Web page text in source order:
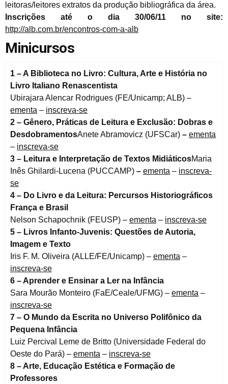
leitoras/leitores extratos da produção bibliográfica da área.
Inscrições até o dia 30/06/11 no site:
http://alb.com.br/encontros-com-a-alb
Minicursos
1 – A Biblioteca no Livro: Cultura, Arte e História no
Livro Italiano Renascentista
Ubirajara Alencar Rodrigues (FE/Unicamp; ALB) –
ementa – inscreva-se
2 – Gênero, Práticas de Leitura e Exclusão: Dobras e
DesdobramentosAnete Abramovicz (UFSCar) – ementa
– inscreva-se
3 – Leitura e Interpretação de Textos MidiáticosMaria
Inês Ghilardi-Lucena (PUCCAMP) – ementa – inscreva-
se
4 – Do Livro e da Leitura: Percursos Historiográficos
França e Brasil
Nelson Schapochnik (FEUSP) – ementa – inscreva-se
5 – Livros Infanto-Juvenis: Questões de Autoria,
Imagem e Texto
Iris F. M. Oliveira (ALLE/FE/Unicamp) – ementa –
inscreva-se
6 – Aprender e Ensinar a Ler na Infância
Sara Mourão Monteiro (FaE/Ceale/UFMG) – ementa –
inscreva-se
7 – O Mundo da Escrita no Universo Polifônico da
Pequena Infância
Luiz Percival Leme de Britto (Universidade Federal do
Oeste do Pará) – ementa – inscreva-se
8 – Arte, Educação Estética e Formação de
Professores